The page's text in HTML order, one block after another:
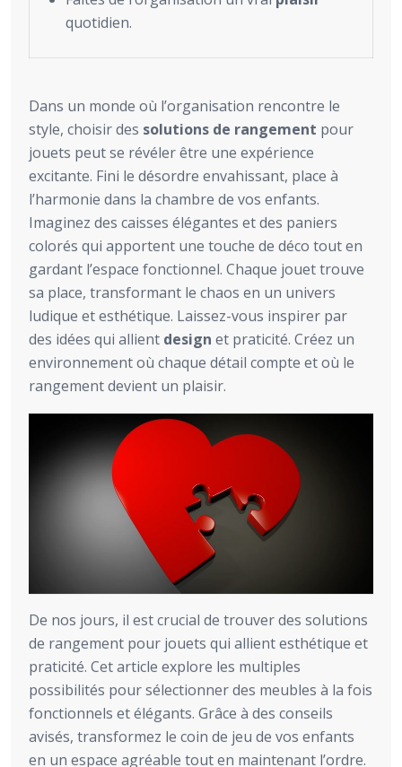
quotidien.
Dans un monde où l’organisation rencontre le
style, choisir des solutions de rangement pour
jouets peut se révéler être une expérience
excitante. Fini le désordre envahissant, place à
l’harmonie dans la chambre de vos enfants.
Imaginez des caisses élégantes et des paniers
colorés qui apportent une touche de déco tout en
gardant l’espace fonctionnel. Chaque jouet trouve
sa place, transformant le chaos en un univers
ludique et esthétique. Laissez-vous inspirer par
des idées qui allient design et praticité. Créez un
environnement où chaque détail compte et où le
rangement devient un plaisir.
De nos jours, il est crucial de trouver des solutions
de rangement pour jouets qui allient esthétique et
praticité. Cet article explore les multiples
possibilités pour sélectionner des meubles à la fois
fonctionnels et élégants. Grâce à des conseils
avisés, transformez le coin de jeu de vos enfants
en un espace agréable tout en maintenant l’ordre.